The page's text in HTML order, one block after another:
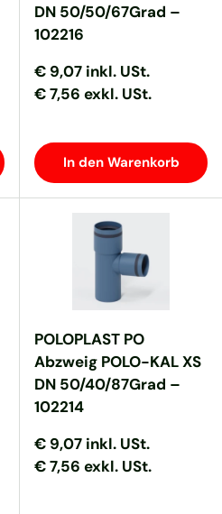
DN 50/50/67Grad –
102216
Normaler Preis
Normaler Preis
€ 9,07 inkl. USt.
€ 7,56 exkl. USt.
In den Warenkorb
POLOPLAST PO
Abzweig POLO-KAL XS
DN 50/40/87Grad –
102214
Normaler Preis
Normaler Preis
€ 9,07 inkl. USt.
€ 7,56 exkl. USt.